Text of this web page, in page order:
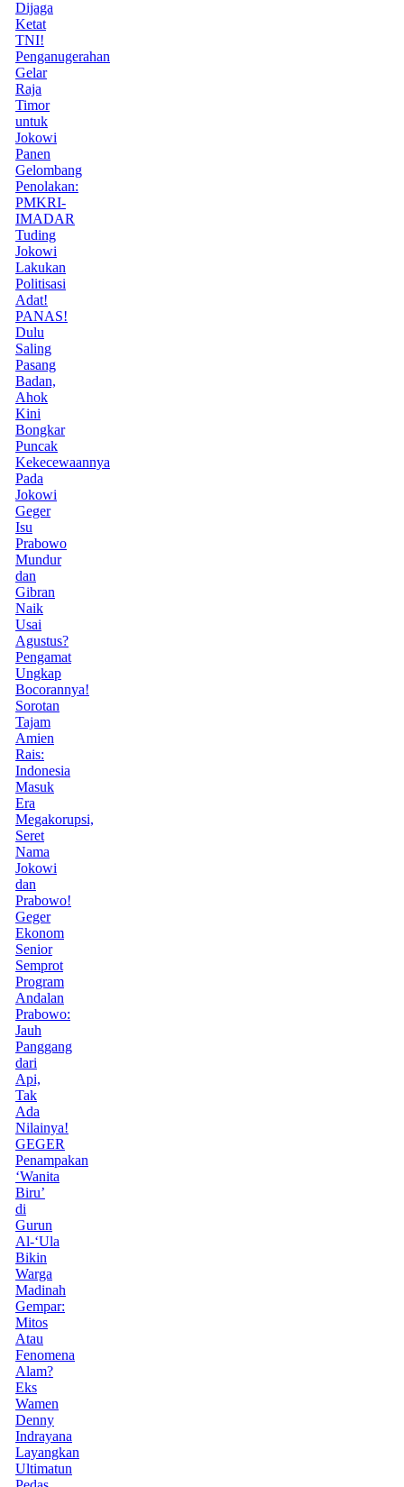
Dijaga
Ketat
TNI!
Penganugerahan
Gelar
Raja
Timor
untuk
Jokowi
Panen
Gelombang
Penolakan:
PMKRI-
IMADAR
Tuding
Jokowi
Lakukan
Politisasi
Adat!
PANAS!
Dulu
Saling
Pasang
Badan,
Ahok
Kini
Bongkar
Puncak
Kekecewaannya
Pada
Jokowi
Geger
Isu
Prabowo
Mundur
dan
Gibran
Naik
Usai
Agustus?
Pengamat
Ungkap
Bocorannya!
Sorotan
Tajam
Amien
Rais:
Indonesia
Masuk
Era
Megakorupsi,
Seret
Nama
Jokowi
dan
Prabowo!
Geger
Ekonom
Senior
Semprot
Program
Andalan
Prabowo:
Jauh
Panggang
dari
Api,
Tak
Ada
Nilainya!
GEGER
Penampakan
‘Wanita
Biru’
di
Gurun
Al-‘Ula
Bikin
Warga
Madinah
Gempar:
Mitos
Atau
Fenomena
Alam?
Eks
Wamen
Denny
Indrayana
Layangkan
Ultimatun